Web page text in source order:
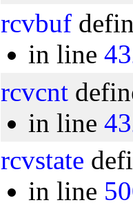
rcvbuf
in line
rcvcnt
in line
rcvstate
in line